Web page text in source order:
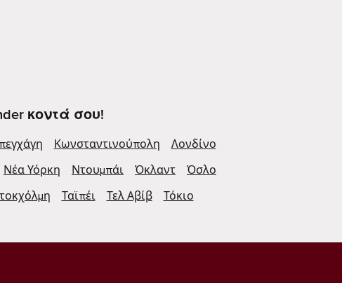
κοντά σου!
Κωνσταντινούπολη
Λονδίνο
Νέα Υόρκη Ντουμπάι Όκλαντ
Όσλο
Ταϊπέι Τελ Αβίβ Τόκιο